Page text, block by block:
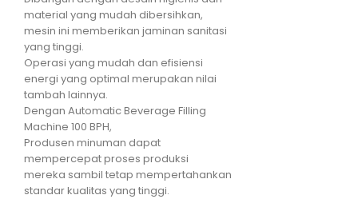
material yang mudah dibersihkan,
mesin ini memberikan jaminan sanitasi
yang tinggi.
Operasi yang mudah dan efisiensi
energi yang optimal merupakan nilai
tambah lainnya.
Dengan Automatic Beverage Filling
Machine 100 BPH,
Produsen minuman dapat
mempercepat proses produksi
mereka sambil tetap mempertahankan
standar kualitas yang tinggi.